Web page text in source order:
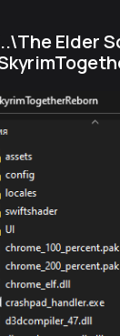
Elder